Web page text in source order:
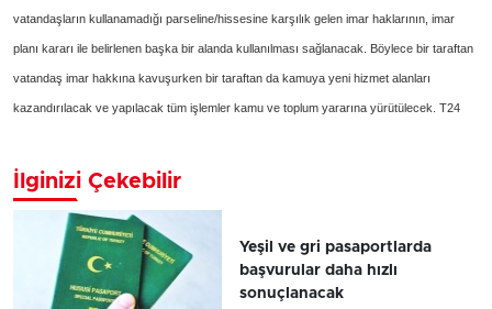
vatandaşların kullanamadığı parseline/hissesine karşılık gelen imar haklarının, imar
planı kararı ile belirlenen başka bir alanda kullanılması sağlanacak. Böylece bir taraftan
vatandaş imar hakkına kavuşurken bir taraftan da kamuya yeni hizmet alanları
kazandırılacak ve yapılacak tüm işlemler kamu ve toplum yararına yürütülecek. T24
İlginizi Çekebilir
Yeşil ve gri pasaportlarda
başvurular daha hızlı
sonuçlanacak